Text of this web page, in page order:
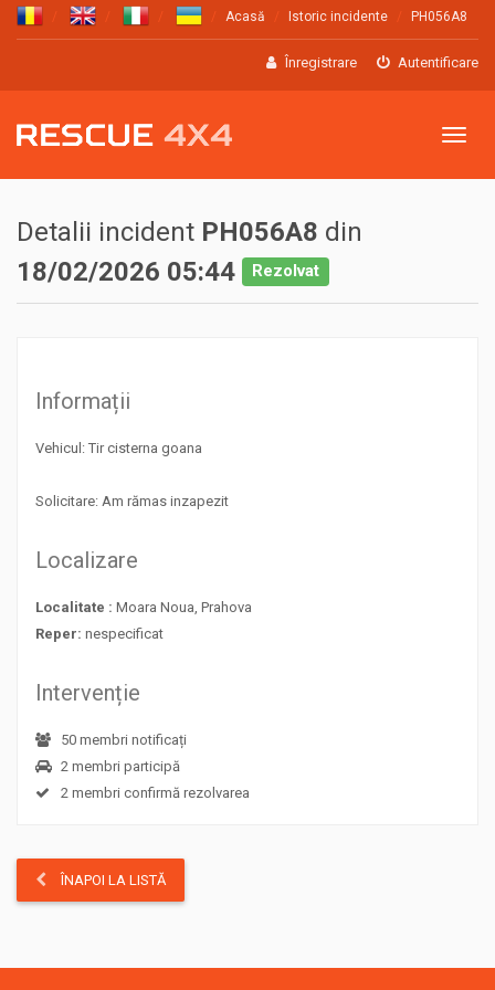
Acasă Istoric incidente PH056A8
Înregistrare Autentificare
Meniu
Detalii incident PH056A8 din
18/02/2026 05:44
Rezolvat
Informații
Vehicul: Tir cisterna goana
Solicitare: Am rămas inzapezit
Localizare
Localitate : Moara Noua, Prahova
Reper: nespecificat
Intervenție
50 membri notificați
2 membri participă
2 membri confirmă rezolvarea
ÎNAPOI LA LISTĂ